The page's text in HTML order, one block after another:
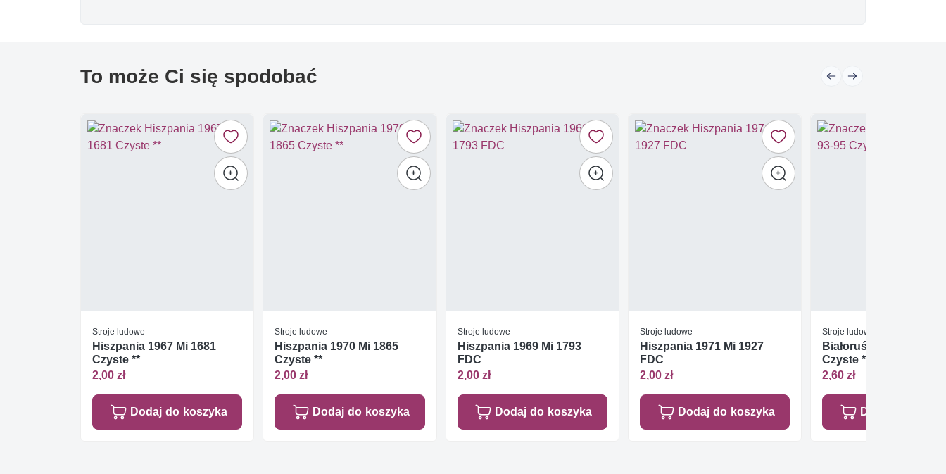
To może Ci się spodobać
Stroje ludowe
Hiszpania 1967 Mi 1681
Czyste **
2,00 zł
Dodaj do koszyka
Stroje ludowe
Hiszpania 1970 Mi 1865
Czyste **
2,00 zł
Dodaj do koszyka
Stroje ludowe
Hiszpania 1969 Mi 1793
FDC
2,00 zł
Dodaj do koszyka
Stroje ludowe
Hiszpania 1971 Mi 1927
FDC
2,00 zł
Dodaj do koszyka
Stroje ludowe
Białoruś 1995 Mi 93-95
Czyste **
2,60 zł
Dodaj do